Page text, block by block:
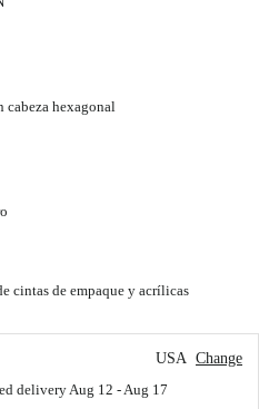
cabeza hexagonal
cintas de empaque y acrílicas
USA Change
delivery Aug 12 - Aug 17